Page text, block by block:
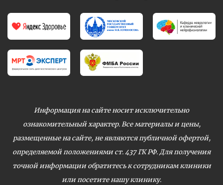
Информация на сайте носит исключительно
ознакомительный характер. Все материалы и цены,
размещенные на сайте, не являются публичной офертой,
определяемой положениями ст. 437 ГК РФ. Для получения
точной информации обратитесь к сотрудникам клиники
или посетите нашу клинику.